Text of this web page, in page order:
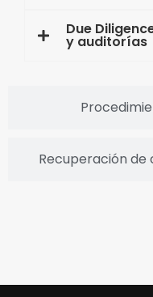
Recuperación de
Due
y auditorías